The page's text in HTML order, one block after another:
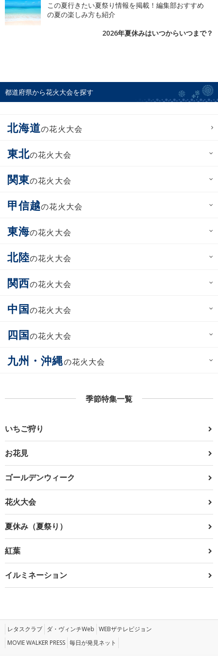
この夏行きたい夏祭り情報を掲載！編集部おすすめ
の夏の楽しみ方も紹介
2026年夏休みはいつからいつまで？
都道府県から花火大会を探す
北海道の花火大会
東北の花火大会
関東の花火大会
甲信越の花火大会
東海の花火大会
北陸の花火大会
関西の花火大会
中国の花火大会
四国の花火大会
九州・沖縄の花火大会
季節特集一覧
いちご狩り
お花見
ゴールデンウィーク
花火大会
夏休み（夏祭り）
紅葉
イルミネーション
レタスクラブ ダ・ヴィンチWeb WEBザテレビジョン
MOVIE WALKER PRESS 毎日が発見ネット